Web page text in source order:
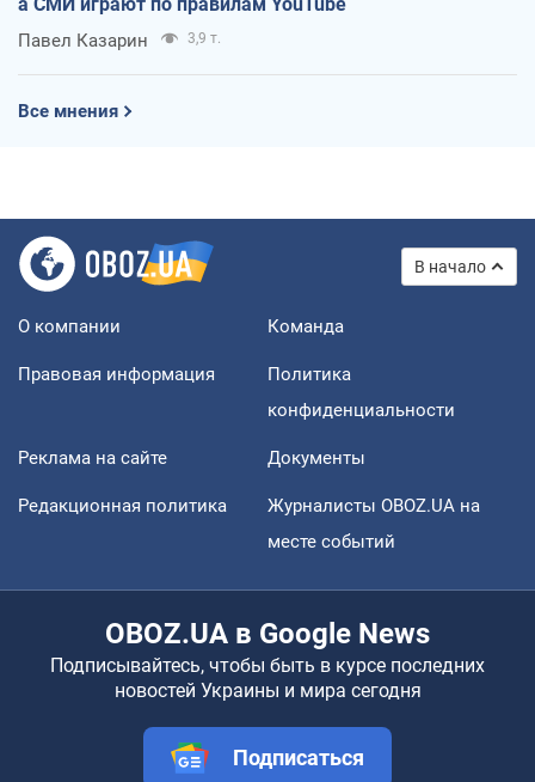
Павел Казарин 3,9 т.
Все мнения
В начало
О компании Команда
Правовая информация
Политика
конфиденциальности
Реклама на сайте Документы
Редакционная политика
Журналисты OBOZ.UA на
месте событий
OBOZ.UA в Google News
Подписывайтесь, чтобы быть в курсе последних
новостей Украины и мира сегодня
Подписаться